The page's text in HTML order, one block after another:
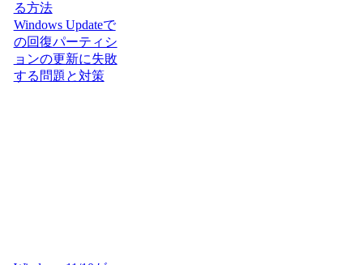
る方法
Windows Updateで
の回復パーティシ
ョンの更新に失敗
する問題と対策